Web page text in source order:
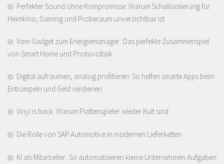
Perfekter Sound ohne Kompromisse: Warum Schallisolierung für
Heimkino, Gaming und Proberaum unverzichtbar ist
Vom Gadget zum Energiemanager: Das perfekte Zusammenspiel
von Smart Home und Photovoltaik
Digital aufräumen, analog profitieren: So helfen smarte Apps beim
Entrümpeln und Geld verdienen
Vinyl is back: Warum Plattenspieler wieder Kult sind
Die Rolle von SAP Automotive in modernen Lieferketten
KI als Mitarbeiter: So automatisieren kleine Unternehmen Aufgaben